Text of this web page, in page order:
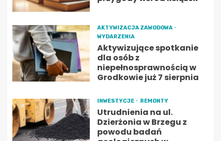
AKTYWIZACJA ZAWODOWA
WYDARZENIA
Aktywizujące spotkanie
dla osób z
niepełnosprawnością w
Grodkowie już 7 sierpnia
INWESTYCJE REMONTY
Utrudnienia na ul.
Dzierżonia w Brzegu z
powodu badań